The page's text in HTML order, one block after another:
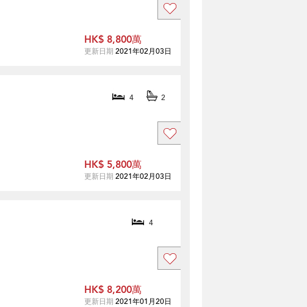
HK$ 8,800萬
更新日期 2021年02月03日
4 2
HK$ 5,800萬
更新日期 2021年02月03日
4
HK$ 8,200萬
更新日期 2021年01月20日